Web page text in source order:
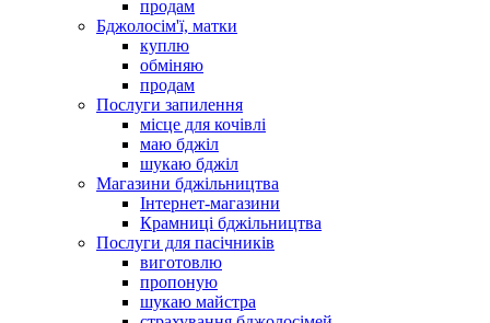
продам
Бджолосім'ї, матки
куплю
обміняю
продам
Послуги запилення
місце для кочівлі
маю бджіл
шукаю бджіл
Магазини бджільництва
Інтернет-магазини
Крамниці бджільництва
Послуги для пасічників
виготовлю
пропоную
шукаю майстра